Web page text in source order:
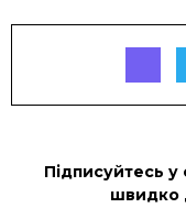
Підписуйтесь
швидко